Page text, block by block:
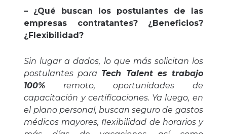
– ¿Qué buscan los postulantes de las
empresas contratantes? ¿Beneficios?
¿Flexibilidad?
Sin lugar a dados, lo que más solicitan los
postulantes para Tech Talent es trabajo
100% remoto, oportunidades de
capacitación y certificaciones. Ya luego, en
el plano personal, buscan seguro de gastos
médicos mayores, flexibilidad de horarios y